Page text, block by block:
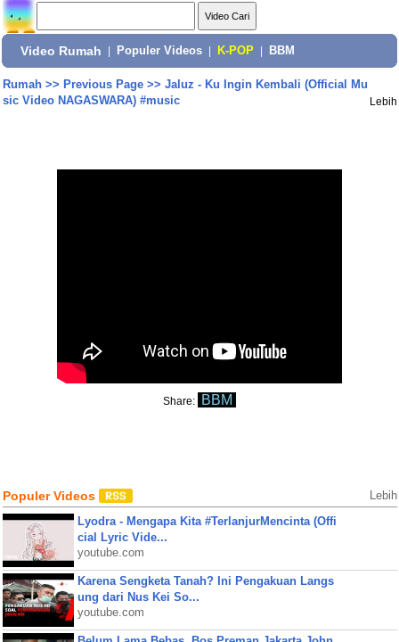
Video Rumah Populer Videos K-POP BBM
Rumah>> Previous Page>> Jaluz - Ku Ingin Kembali (Official Mu
sic Video NAGASWARA) #music
Lebih
Share: BBM
Populer Videos Lebih
Lyodra - Mengapa Kita #TerlanjurMencinta (Offi
cial Lyric Vide...
youtube.com
Karena Sengketa Tanah? Ini Pengakuan Langs
ung dari Nus Kei So...
youtube.com